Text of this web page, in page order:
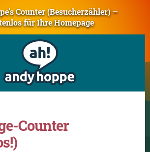
Counter (Besucherzähler) –
für Ihre Homepage
Counter